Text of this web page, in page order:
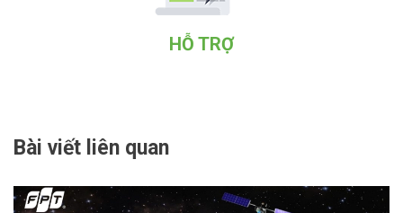
HỖ TRỢ
Bài viết liên quan